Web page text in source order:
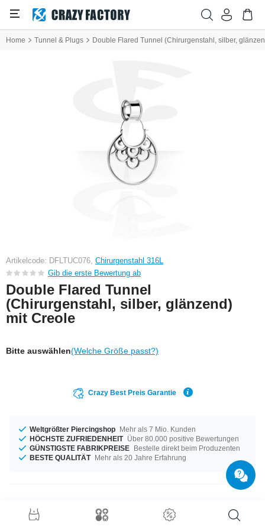
Home Tunnel & Plugs Double Flared Tunnel (Chirurgenstahl, silber,
Artikelcode: DFLTUC076, Chirurgenstahl 316L
Gib die erste Bewertung ab
Double Flared Tunnel
(Chirurgenstahl, silber, glänzend)
mit Creole
Bitte auswählen(Welche Größe passt?)
Crazy Best Preis Garantie
Weltgrößter Piercingshop Mehr als 7 Mio. Kunden
HÖCHSTE ZUFRIEDENHEIT Über 80.000 positive Bewertungen
GÜNSTIGSTE FABRIKPREISE Bestelle direkt beim Produzenten
BESTE QUALITÄT Mehr als 20 Jahre Erfahrung
Produktdetails